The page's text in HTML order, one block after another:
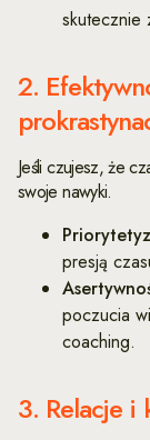
skutecznie
2.
Jeśli czujesz, że
swoje nawyki.
presją
poczucia
coaching.
3. Relacje i